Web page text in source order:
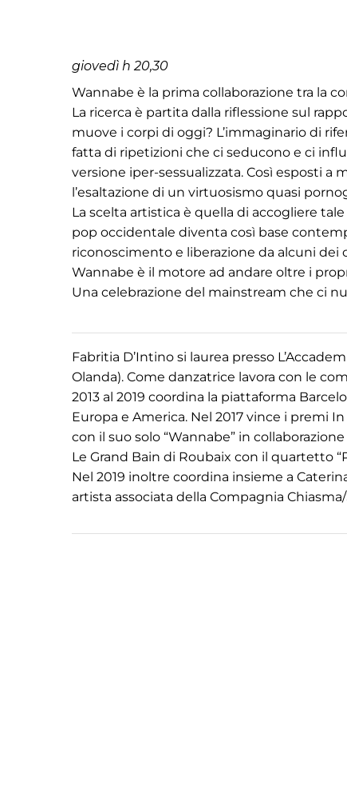
giovedì h 20,30
Wannabe è la prima collaborazione tra la
La ricerca è partita dalla riflessione sul
muove i corpi di oggi? L’immaginario di
fatta di ripetizioni che ci seducono e ci
versione iper-sessualizzata. Così esposti
l’esaltazione di un virtuosismo quasi
La scelta artistica è quella di accogliere
pop occidentale diventa così base
riconoscimento e liberazione da alcuni
Wannabe è il motore ad andare oltre i
Una celebrazione del mainstream che ci
Fabritia D’Intino si laurea presso
Olanda). Come danzatrice lavora con le
2013 al 2019 coordina la piattaforma
Europa e America. Nel 2017 vince i premi
con il suo solo “Wannabe” in
Le Grand Bain di Roubaix con il quartetto
Nel 2019 inoltre coordina insieme a
artista associata della Compagnia